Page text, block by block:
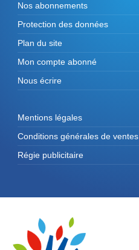
Nos abonnements
Protection des données
Plan du site
Mon compte abonné
Nous écrire
Mentions légales
Conditions générales de ventes
Régie publicitaire